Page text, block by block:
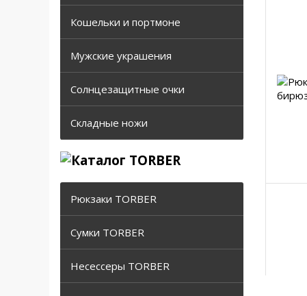
Кошельки и портмоне
Мужские украшения
Солнцезащитные очки
Складные ножи
Рюкзаки TORBER
Сумки TORBER
Несессеры TORBER